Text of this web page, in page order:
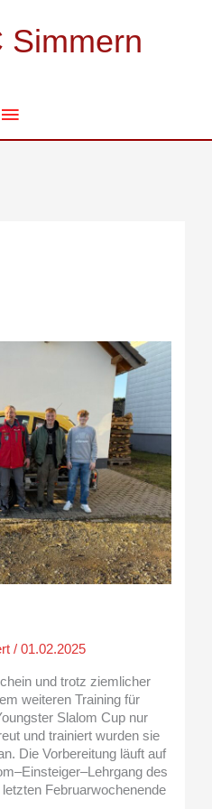
Simmern
/ 01.02.2025
und trotz ziemlicher
weiteren Training für
Slalom Cup nur
und trainiert wurden sie
Die Vorbereitung läuft auf
des
Februarwochenende